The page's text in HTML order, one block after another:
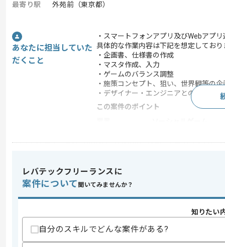
最寄り駅
外苑前（東京都）
あなたに担当していた
だくこと
・スマートフォンアプリ及びWebアプ
具体的な作業内容は下記を想定しており
・企画書、仕様書の作成
・マスタ作成、入力
・ゲームのバランス調整
・施策コンセプト、狙い、世界観等の企
・デザイナー・エンジニアとの調整
この案件のポイント
スキル
求めるスキル
・ゲームの価値を向上する設計、デー
歓迎スキル
・ゲーム運営に対する強い情熱
レバテックフリーランスに
案件について 聞いてみませんか？
知りたい
自分のスキルでどんな案件がある?